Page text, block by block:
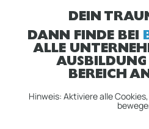
DEIN
DANN FINDE BEI
ALLE
AUSBILDUNG
BEREICH
Hinweis: Aktiviere alle